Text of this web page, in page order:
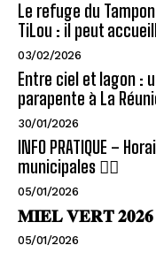
Le refuge du
TiLou : il peut
03/02/2026
Entre ciel et lagon :
parapente à La
30/01/2026
INFO PRATIQUE –
municipales 🏊‍♂️
05/01/2026
𝐌𝐈𝐄𝐋 𝐕𝐄𝐑𝐓 𝟐𝟎𝟐𝟔 –
05/01/2026